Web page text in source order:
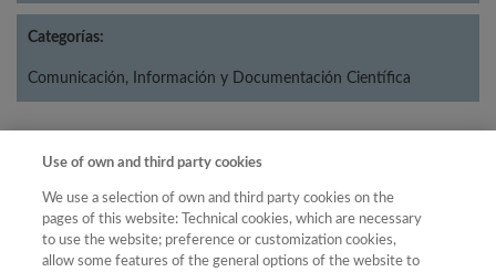
Categorías:
Comunicación, Información y Documentación Científica
Año
Año Filtrar
Use of own and third party cookies
We use a selection of own and third party cookies on the
pages of this website: Technical cookies, which are necessary
to use the website; preference or customization cookies,
allow some features of the general options of the website to